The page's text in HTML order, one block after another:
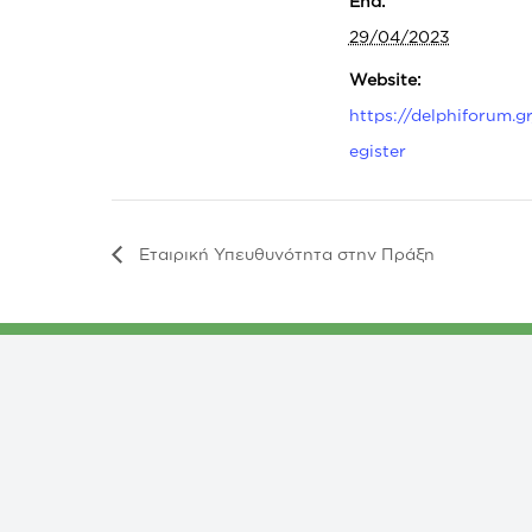
29/04/2023
Website:
https://
egister
Εταιρική Υπευθυνότητα στην Πράξη